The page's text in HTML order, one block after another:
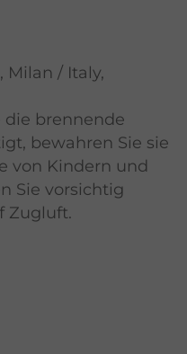
Milan / Italy,
die brennende
bewahren Sie sie
von Kindern und
Sie vorsichtig
Zugluft.